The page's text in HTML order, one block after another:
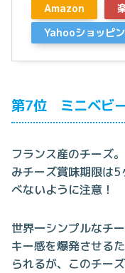
Amazon
Yahooショッピ
第7位 ミニベビ
フランス産のチーズ
みチーズ賞味期限は
べないように注意！
世界一シンプルなチ
キー感を爆発させる
られるが、このチー